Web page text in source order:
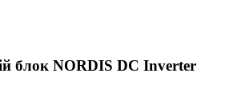
блок NORDIS DC Inverter